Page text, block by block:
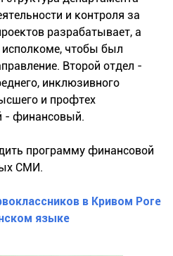
и контроля за
разрабатывает, а
исполкоме, чтобы был
Второй отдел -
инклюзивного
и профтех
- финансовый.
программу финансовой
СМИ.
в Кривом Роге
языке